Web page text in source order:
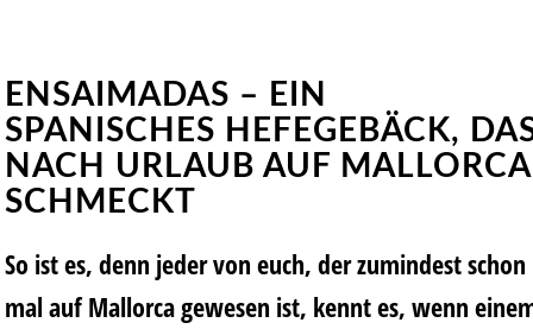
ENSAIMADAS – EIN
SPANISCHES HEFEGEBÄCK,
NACH URLAUB AUF MALLORCA
SCHMECKT
So ist es, denn jeder von euch, der zumindest schon
mal auf Mallorca gewesen ist, kennt es, wenn